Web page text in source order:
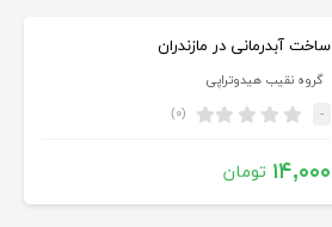
ساخت آبدرمانی در مازندران
گروه نقیب هیدوتراپی
- (۰)
۱۴,۰۰۰ تومان